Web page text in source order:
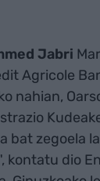
Jabri
Agricole
nahian,
bat zegoela
kontatu dio